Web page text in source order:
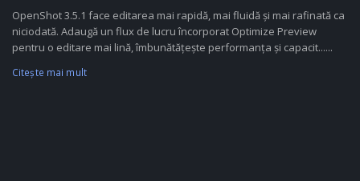
OpenShot 3.5.1 face editarea mai rapidă, mai fluidă și mai rafinată ca
niciodată. Adaugă un flux de lucru încorporat Optimize Preview
pentru o editare mai lină, îmbunătățește performanța și capacit......
Citeşte mai mult